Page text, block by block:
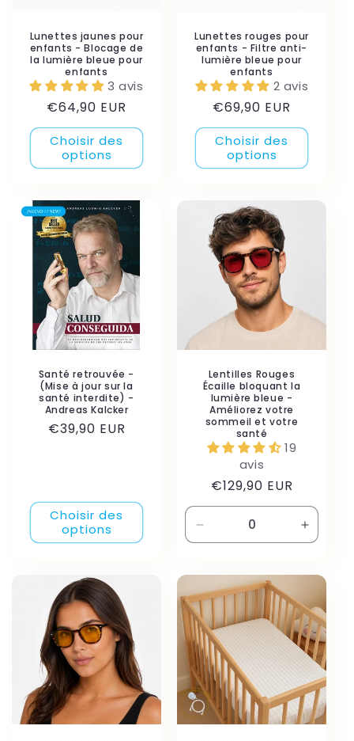
Lunettes jaunes pour
enfants - Blocage de
la lumière bleue pour
enfants
3 avis
Prix
habituel
€64,90 EUR
Choisir des
options
Lunettes rouges pour
enfants - Filtre anti-
lumière bleue pour
enfants
2 avis
Prix
habituel
€69,90 EUR
Choisir des
options
Santé retrouvée -
(Mise à jour sur la
santé interdite) -
Andreas Kalcker
Prix
€39,90 EUR
Choisir des
options
Lentilles Rouges
Écaille bloquant la
lumière bleue -
Améliorez votre
sommeil et votre
santé
19
avis
Prix
habituel
€129,90 EUR
la
Default
Title
la
Default
Title